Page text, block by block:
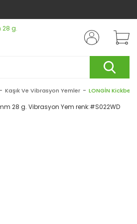
Kaşık Ve Vibrasyon Yemler LONGİN